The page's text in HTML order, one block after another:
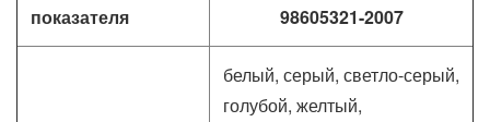
показателя
98605321-2007
белый, серый, светло-серый,
голубой, желтый,